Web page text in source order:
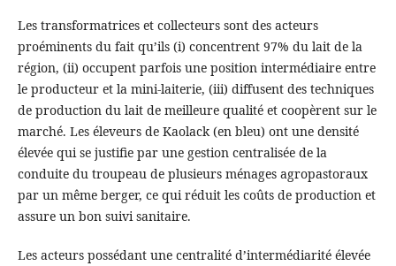
Les transformatrices et collecteurs sont des acteurs
proéminents du fait qu’ils (i) concentrent 97% du lait de la
région, (ii) occupent parfois une position intermédiaire entre
le producteur et la mini-laiterie, (iii) diffusent des techniques
de production du lait de meilleure qualité et coopèrent sur le
marché. Les éleveurs de Kaolack (en bleu) ont une densité
élevée qui se justifie par une gestion centralisée de la
conduite du troupeau de plusieurs ménages agropastoraux
par un même berger, ce qui réduit les coûts de production et
assure un bon suivi sanitaire.
Les acteurs possédant une centralité d’intermédiarité élevée